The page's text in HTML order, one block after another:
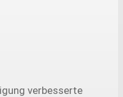
verbesserte